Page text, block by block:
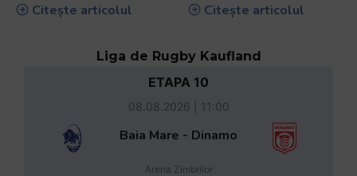
Citește articolul
Citește articolul
Liga de Rugby Kaufland
ETAPA 10
08.08.2026 | 11:00
Baia Mare - Dinamo
Arena Zimbrilor